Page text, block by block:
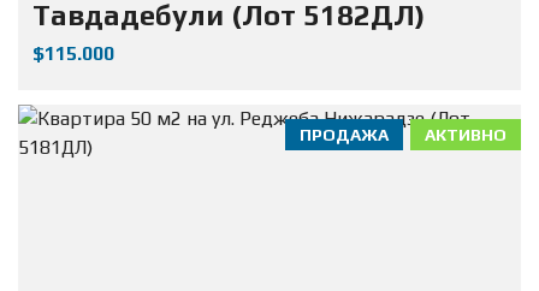
Тавдадебули (Лот 5182ДЛ)
$115.000
АКТИВНО
ПРОДАЖА